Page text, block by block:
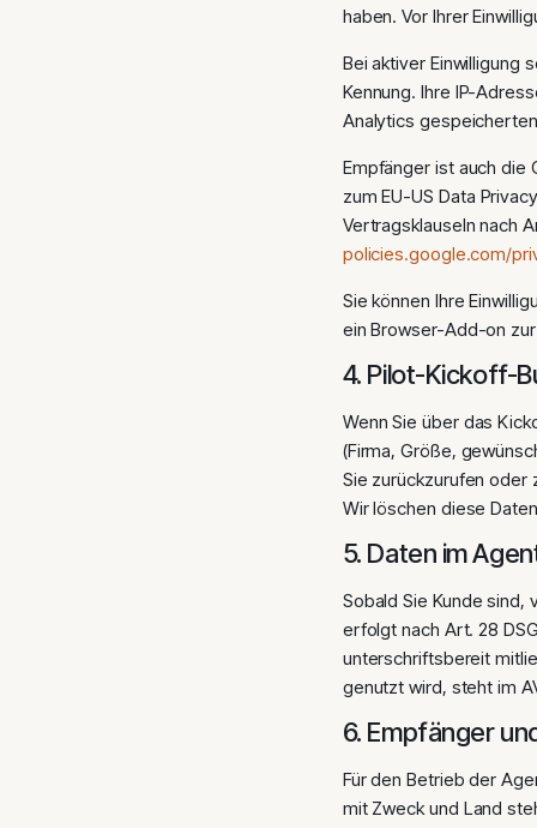
haben. Vor Ihrer
Bei aktiver Einwilligung
Kennung. Ihre IP-
Analytics
Empfänger ist auch die
zum EU-US Data
Vertragsklauseln nach
policies.google.com/
Sie können Ihre
ein Browser-Add-on
4. Pilot-Kickoff-
Wenn Sie über das
(Firma, Größe,
Sie zurückzurufen oder
Wir löschen diese
5. Daten im
Sobald Sie Kunde
erfolgt nach Art. 28
unterschriftsbereit
genutzt wird, steht im
6. Empfänger
Für den Betrieb der
mit Zweck und Land